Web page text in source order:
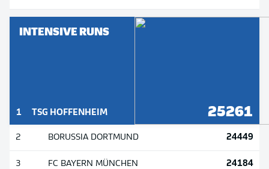
INTENSIVE RUNS
1 TSG HOFFENHEIM 25261
2 BORUSSIA DORTMUND 24449
3 FC BAYERN MÜNCHEN 24184